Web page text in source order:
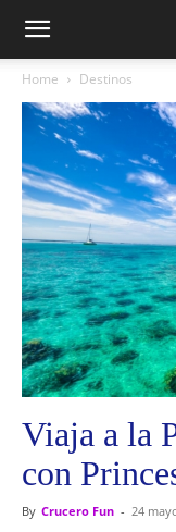
Home Destinos
Viaja a la
con
By Crucero Fun - 24